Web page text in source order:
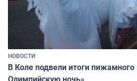
НОВОСТИ
В Коле подвели итоги пижамного